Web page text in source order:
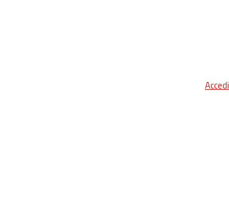
Accedi